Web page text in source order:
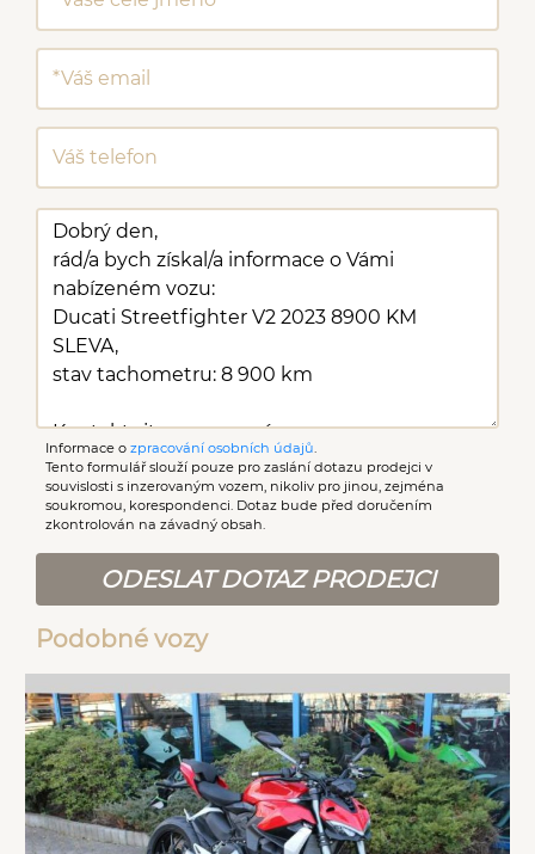
Informace o zpracování osobních údajů
Tento formulář slouží pouze pro zaslání dotazu prodejci v
souvislosti s inzerovaným vozem, nikoliv pro jinou, zejména
soukromou, korespondenci. Dotaz bude před doručením
zkontrolován na závadný obsah.
ODESLAT DOTAZ PRODEJCI
Podobné vozy